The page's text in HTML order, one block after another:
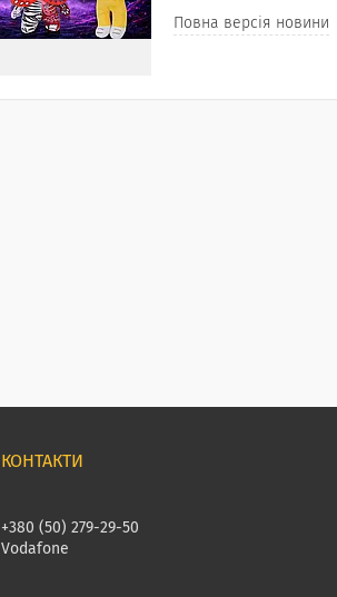
Повна версія новини
+380 (50) 279-29-50
Vodafone